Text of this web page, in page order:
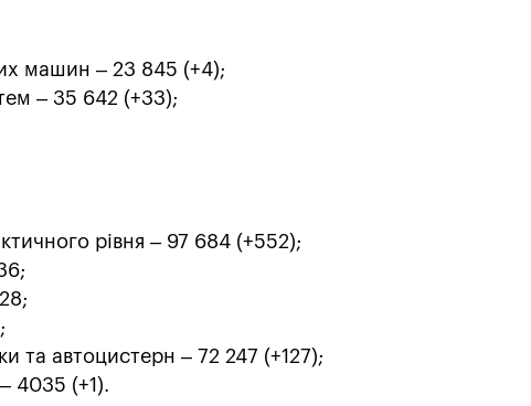
машин – 23 845 (+4);
– 35 642 (+33);
рівня – 97 684 (+552);
та автоцистерн – 72 247 (+127);
– 4035 (+1).